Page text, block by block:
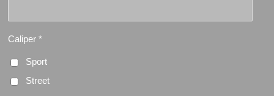
Caliper *
Sport
Street